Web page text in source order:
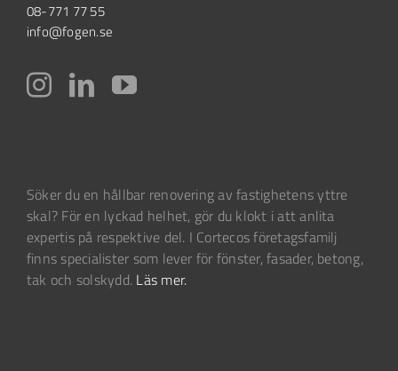
08-771 77 55
info@fogen.se
Söker du en hållbar renovering av fastighetens yttre
skal? För en lyckad helhet, gör du klokt i att anlita
expertis på respektive del. I Cortecos företagsfamilj
finns specialister som lever för fönster, fasader, betong,
tak och solskydd. Läs mer.